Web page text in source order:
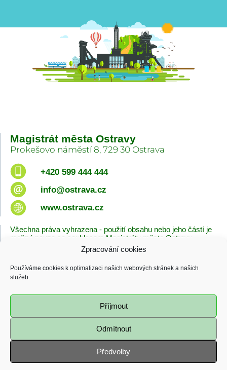
Zpracování cookies
Používáme cookies k optimalizaci našich webových stránek a našich
služeb.
Příjmout
Odmítnout
Předvolby
Magistrát města Ostravy
Prokešovo náměstí 8, 729 30 Ostrava
+420 599 444 444
info@ostrava.cz
www.ostrava.cz
Všechna práva vyhrazena - použití obsahu nebo jeho částí je
možné pouze se souhlasem Magistrátu města Ostravy.
Zásady cookies
Poslední změna